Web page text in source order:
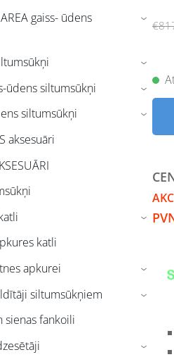
gaiss- ūdens
›
›
ūdens siltumsūkņi ›
siltumsūkņi ›
aksesuāri
›
katli
apkurei
›
siltumsūkņiem ›
sienas fankoili
›